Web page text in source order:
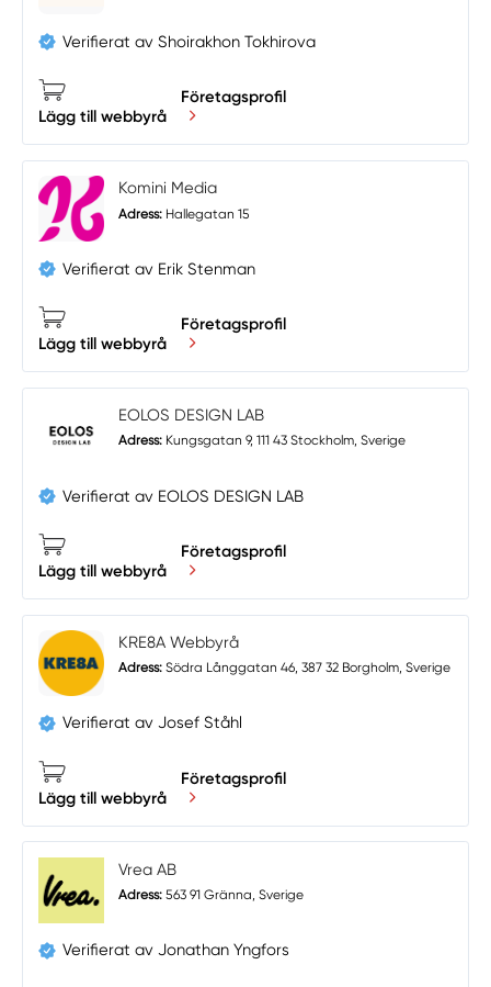
Verifierat av Shoirakhon Tokhirova
Lägg till webbyrå
Företagsprofil
Komini Media
Adress: Hallegatan 15
Verifierat av Erik Stenman
Lägg till webbyrå
Företagsprofil
EOLOS DESIGN LAB
Adress: Kungsgatan 9, 111 43 Stockholm, Sverige
Verifierat av EOLOS DESIGN LAB
Lägg till webbyrå
Företagsprofil
KRE8A Webbyrå
Adress: Södra Långgatan 46, 387 32 Borgholm, Sverige
Verifierat av Josef Ståhl
Lägg till webbyrå
Företagsprofil
Vrea AB
Adress: 563 91 Gränna, Sverige
Verifierat av Jonathan Yngfors